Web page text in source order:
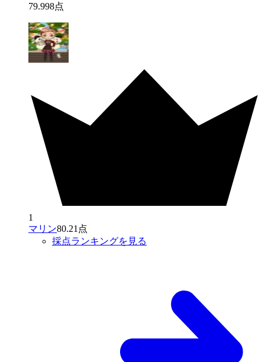
79.998点
1
マリン80.21点
採点ランキングを見る